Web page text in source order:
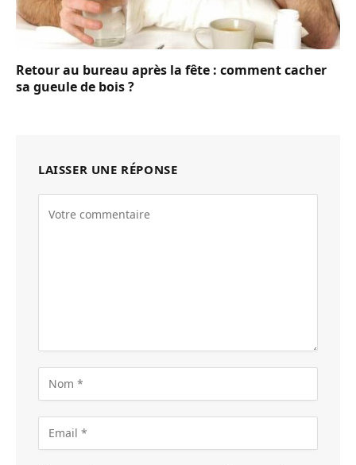
Retour au bureau après la fête : comment cacher
sa gueule de bois ?
LAISSER UNE RÉPONSE